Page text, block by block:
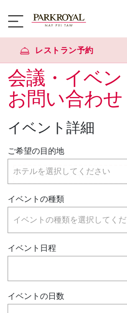
レストラン予約
会議・イベ
お問い合わせ
イベント詳細
ご希望の目的地
イベントの種類
イベント日程
イベントの日数